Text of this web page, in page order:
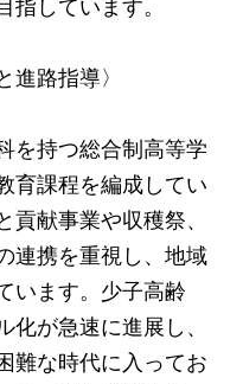
指しています。
進路指導〉
を持つ総合制高等学
育課程を編成してい
貢献事業や収穫祭、
連携を重視し、地域
います。少子高齢
化が急速に進展し、
難な時代に入ってお